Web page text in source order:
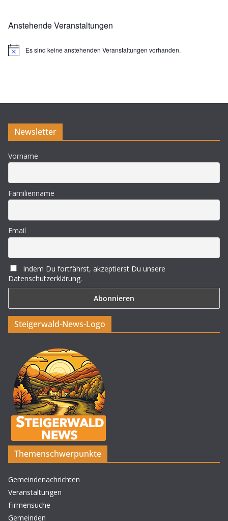
Anstehende Veranstaltungen
H
s
Es sind keine anstehenden Veranstaltungen vorhanden.
Newsletter
Vorname
Familienname
Email
Indem Du fortfährst, akzeptierst Du unsere
Datenschutzerklärung.
Steigerwald-News-Logo
Themenschwerpunkte
Gemeindenachrichten
Veranstaltungen
Firmensuche
Gemeinden